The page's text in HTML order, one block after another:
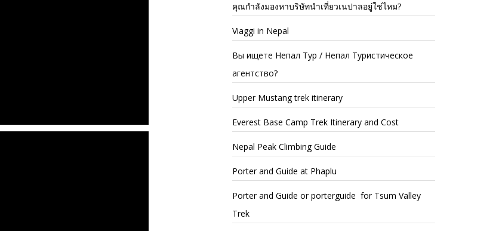
คุณกำลังมองหาบริษัทนำเที่ยวเนปาลอยู่ใช่ไหม?
Viaggi in Nepal
Вы ищете Непал Тур / Непал Туристическое
агентство?
Upper Mustang trek itinerary
Everest Base Camp Trek Itinerary and Cost
Nepal Peak Climbing Guide
Porter and Guide at Phaplu
Porter and Guide or porterguide for Tsum Valley
Trek